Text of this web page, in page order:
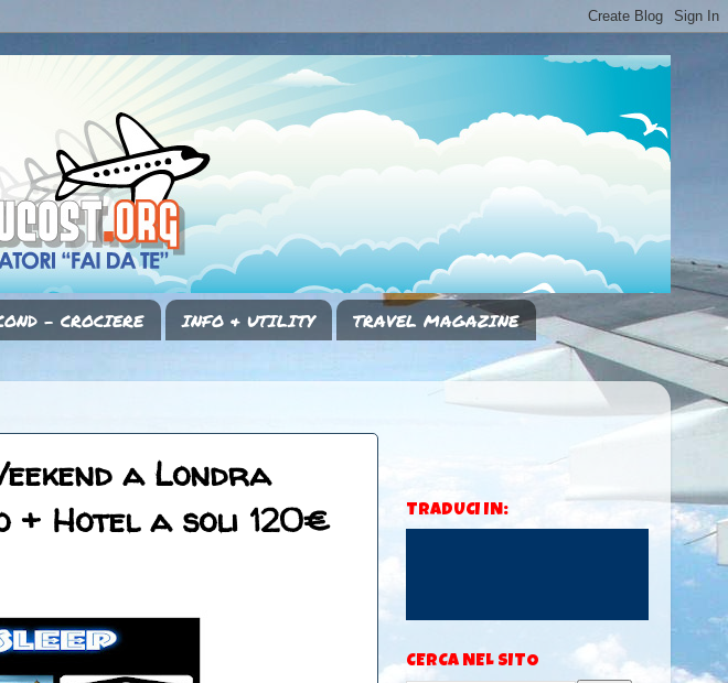
- CROCIERE INFO & UTILITY
TRAVEL MAGAZINE
a Londra
Hotel a soli 120€
TRADUCI IN:
CERCA NEL SITO